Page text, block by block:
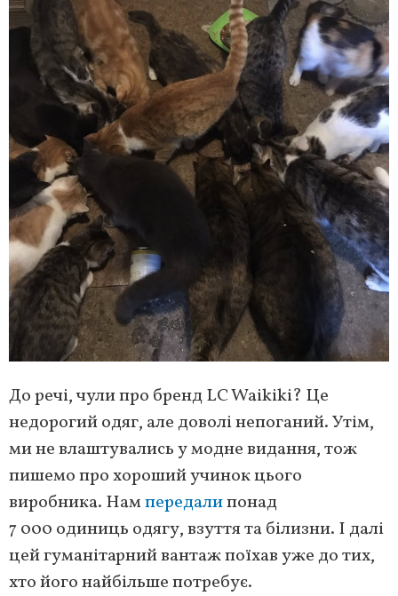
До речі, чули про бренд LC Waikiki? Це
недорогий одяг, але доволі непоганий. Утім,
ми не влаштувались у модне видання, тож
пишемо про хороший учинок цього
виробника. Нампередалипонад
7 000 одиниць одягу, взуття та білизни. І далі
цей гуманітарний вантаж поїхав уже до тих,
хто його найбільше потребує.